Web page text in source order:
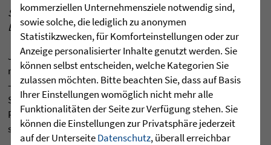
Sie schaf­fen also mehr Lebens­qua­lität für die
Bewoh­ne­rin­nen und Bewoh­ner ...
Ja, und das gelingt uns seit Anfang des Jah­res nun
noch bes­ser. Unterm Strich haben wir ja mehr Per­so­nal
– es bleibt also für den Ein­zel­nen mehr Zeit als vor­her.
Somit pro­fi­tie­ren alle – Bewoh­ne­rin­nen und Bewoh­ner,
Pfle­ge­fachkräfte, Betreu­ungs­per­so­nal und Haus­wirt­
schaft – von der neuen Rege­lung.
kommerziellen Unternehmensziele notwendig sind,
sowie solche, die lediglich zu anonymen
Statistikzwecken, für Komforteinstellungen oder zur
Anzeige personalisierter Inhalte genutzt werden. Sie
können selbst entscheiden, welche Kategorien Sie
zulassen möchten. Bitte beachten Sie, dass auf Basis
Ihrer Einstellungen womöglich nicht mehr alle
Funktionalitäten der Seite zur Verfügung stehen. Sie
können die Einstellungen zur Privatsphäre jederzeit
auf der UnterseiteDatenschutz, überall erreichbar